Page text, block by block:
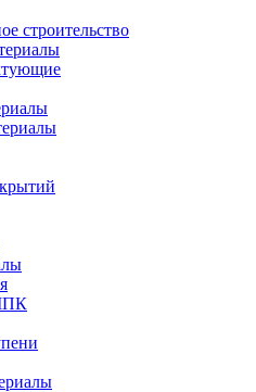
строительство